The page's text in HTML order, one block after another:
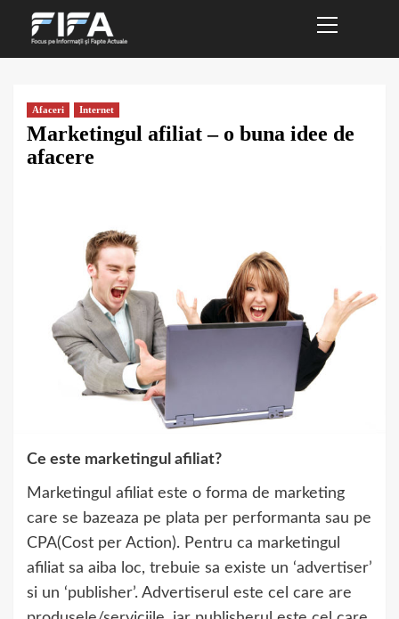
Menu
Afaceri Internet
Marketingul afiliat – o buna idee de
afacere
Ce este marketingul afiliat?
Marketingul afiliat este o forma de marketing
care se bazeaza pe plata per performanta sau pe
CPA(Cost per Action). Pentru ca marketingul
afiliat sa aiba loc, trebuie sa existe un ‘advertiser’
si un ‘publisher’. Advertiserul este cel care are